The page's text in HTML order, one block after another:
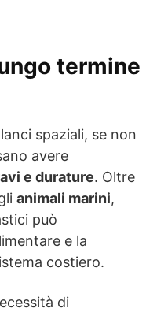
termine
spaziali, se non
avere
e durature. Oltre
animali marini,
può
e la
costiero.
di